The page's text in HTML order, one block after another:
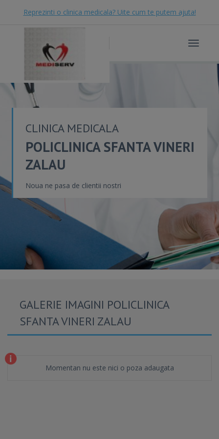
Reprezinti o clinica medicala? Uite cum te putem ajuta!
Toggle
CLINICA MEDICALA
POLICLINICA SFANTA VINERI
ZALAU
Noua ne pasa de clientii nostri
GALERIE IMAGINI POLICLINICA
SFANTA VINERI ZALAU
Momentan nu este nici o poza adaugata